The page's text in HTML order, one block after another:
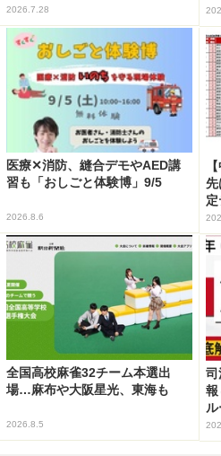
2026.7.28
医療✕消防、縫合デモやAED講
習も「おしごと体験博」9/5
2026.8.6
先
全国高校麻雀32チーム本選出
場…麻布や大阪星光、東海も
2026.8.5
司
報
ル